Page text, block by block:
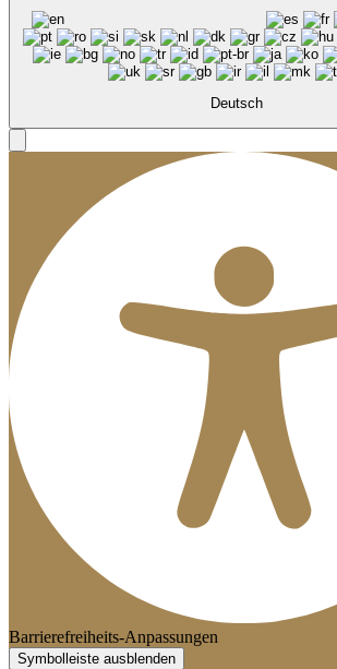
Deutsch
Barrierefreiheits-Anpassungen
Symbolleiste ausblenden